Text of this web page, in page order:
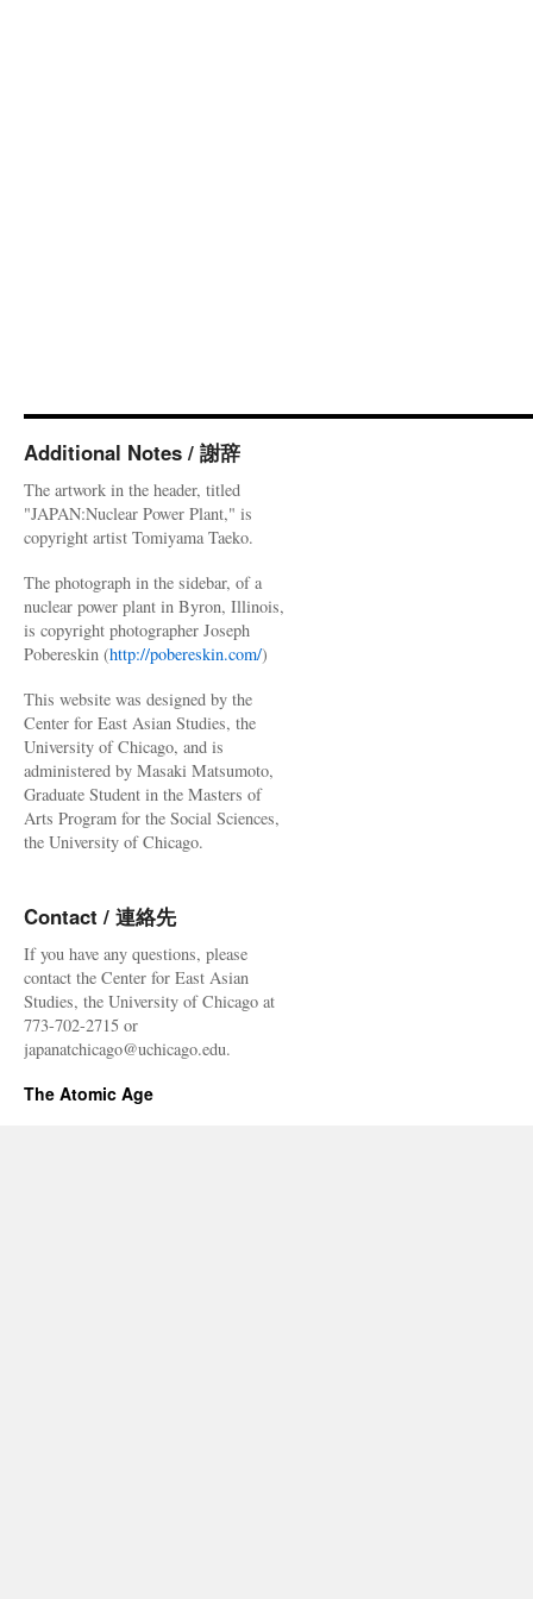
Additional Notes / 謝辞
The artwork in the header, titled
"JAPAN:Nuclear Power Plant," is
copyright artist Tomiyama Taeko.
The photograph in the sidebar, of a
nuclear power plant in Byron, Illinois,
is copyright photographer Joseph
Pobereskin (http://pobereskin.com/)
This website was designed by the
Center for East Asian Studies, the
University of Chicago, and is
administered by Masaki Matsumoto,
Graduate Student in the Masters of
Arts Program for the Social Sciences,
the University of Chicago.
Contact / 連絡先
If you have any questions, please
contact the Center for East Asian
Studies, the University of Chicago at
773-702-2715 or
japanatchicago@uchicago.edu.
The Atomic Age